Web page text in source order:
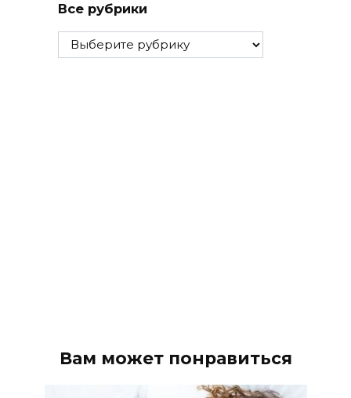
Все рубрики
Все
рубрики
Вам может понравиться